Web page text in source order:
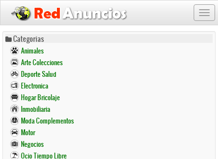
Pasar
contenido
principal
Categorias
Animales
Arte Colecciones
Deporte Salud
Electronica
Hogar Bricolaje
Inmobiliaria
Moda Complementos
Motor
Negocios
Ocio Tiempo Libre